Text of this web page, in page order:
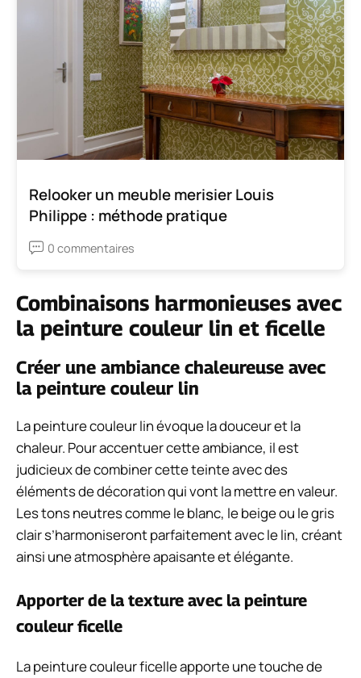
Relooker un meuble merisier Louis
Philippe : méthode pratique
0 commentaires
Combinaisons harmonieuses avec
la peinture couleur lin et ficelle
Créer une ambiance chaleureuse avec
la peinture couleur lin
La peinture couleur lin évoque la douceur et la
chaleur. Pour accentuer cette ambiance, il est
judicieux de combiner cette teinte avec des
éléments de décoration qui vont la mettre en valeur.
Les tons neutres comme le blanc, le beige ou le gris
clair s’harmoniseront parfaitement avec le lin, créant
ainsi une atmosphère apaisante et élégante.
Apporter de la texture avec la peinture
couleur ficelle
La peinture couleur ficelle apporte une touche de